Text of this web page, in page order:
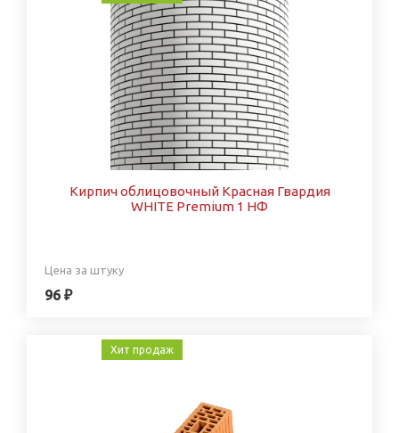
Кирпич облицовочный Красная Гвардия
WHITE Premium 1 НФ
Цена за штуку
96 ₽
Хит продаж